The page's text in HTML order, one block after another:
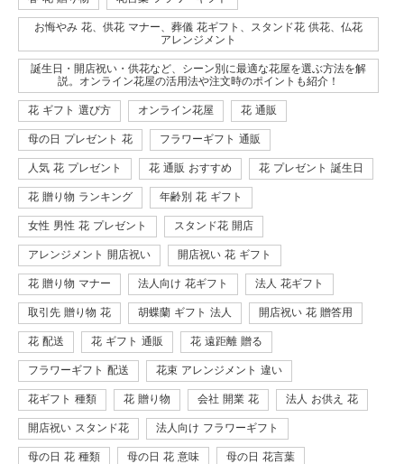
お悔やみ 花、供花 マナー、葬儀 花ギフト、スタンド花 供花、仏花
アレンジメント
誕生日・開店祝い・供花など、シーン別に最適な花屋を選ぶ方法を解
説。オンライン花屋の活用法や注文時のポイントも紹介！
花 ギフト 選び方 オンライン花屋 花 通販
母の日 プレゼント 花 フラワーギフト 通販
人気 花 プレゼント 花 通販 おすすめ 花 プレゼント 誕生日
花 贈り物 ランキング 年齢別 花 ギフト
女性 男性 花 プレゼント スタンド花 開店
アレンジメント 開店祝い 開店祝い 花 ギフト
花 贈り物 マナー 法人向け 花ギフト 法人 花ギフト
取引先 贈り物 花 胡蝶蘭 ギフト 法人 開店祝い 花 贈答用
花 配送 花 ギフト 通販 花 遠距離 贈る
フラワーギフト 配送 花束 アレンジメント 違い
花ギフト 種類 花 贈り物 会社 開業 花 法人 お供え 花
開店祝い スタンド花 法人向け フラワーギフト
母の日 花 種類 母の日 花 意味 母の日 花言葉